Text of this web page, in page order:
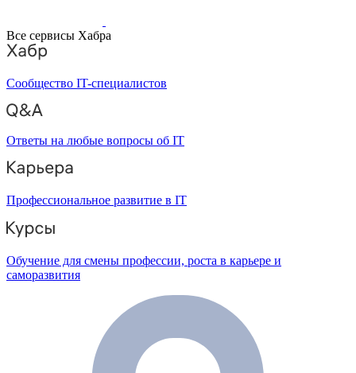
Все сервисы Хабра
Сообщество IT-специалистов
Ответы на любые вопросы об IT
Профессиональное развитие в IT
Обучение для смены профессии, роста в карьере и
саморазвития